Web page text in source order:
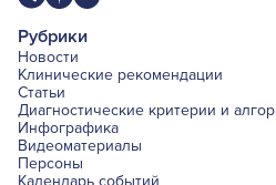
Рубрики
Новости
Клинические рекомендации
Статьи
Диагностические критерии и
Инфографика
Видеоматериалы
Персоны